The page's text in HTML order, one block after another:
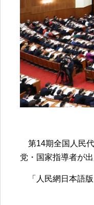
第14期全国人民
党・国家指導者が
「人民網日本語